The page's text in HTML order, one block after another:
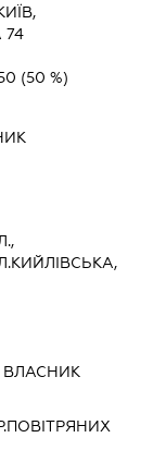
74
(50 %)
ВЛАСНИК